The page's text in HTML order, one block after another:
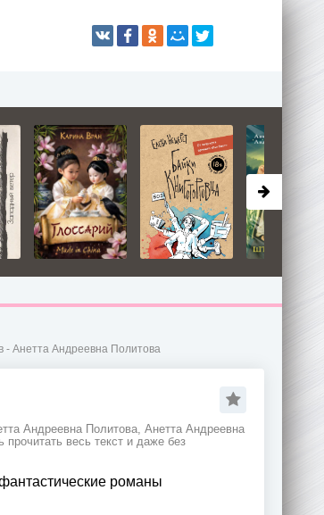
- Анетта Андреевна Политова
Андреевна Политова, Анетта Андреевна
весь текст и даже без
романы